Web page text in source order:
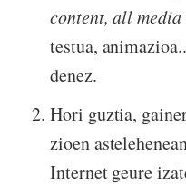
content, all media
testua,
denez.
Hori guztia,
zioen
Internet geure